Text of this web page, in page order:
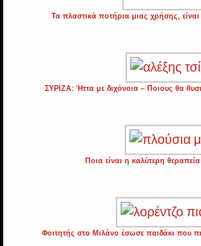
Τα πλαστικά ποτήρια μιας χρήσης,
ΣΥΡΙΖΑ: Ήττα με διχόνοια – Ποιους θα
Ποια είναι η καλύτερη
Φοιτητής στο Μιλάνο έσωσε παιδάκι που